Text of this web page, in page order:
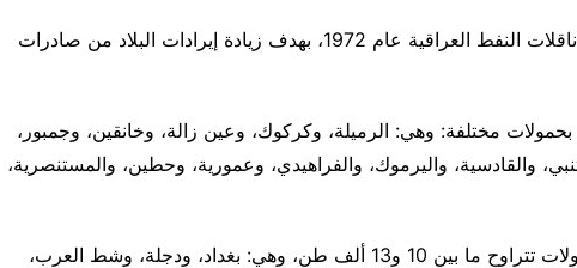
وأشارت إلى أن “الحكومة أسست شركة ناقلات النفط العراقية عام 1972، بهدف زيادة إيرادات البلاد من صادرات
الشركة نحو 17 ناقلة نفط بحمولات مختلفة: وهي: الرميلة، وكركوك، وعين زالة، وخانقين، وجمبور،
والقادسية، واليرموك، والفراهيدي، وعمورية، وحطين، والمستنصرية،
وأكملت: “كما يمتلك العراق 4 ناقلات بحمولات تتراوح ما بين 10 و13 ألف طن، وهي: بغداد، ودجلة، وشط العرب،